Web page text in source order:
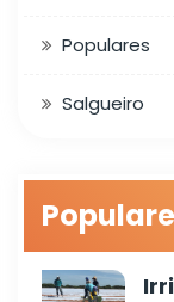
Populares
Salgueiro